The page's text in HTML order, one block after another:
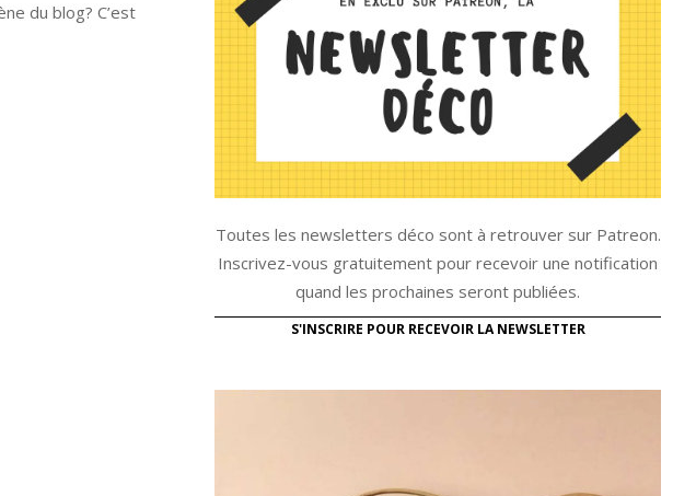
du blog? C’est
Toutes les newsletters déco sont à retrouver sur Patreon.
Inscrivez-vous gratuitement pour recevoir une notification
quand les prochaines seront publiées.
S'INSCRIRE POUR RECEVOIR LA NEWSLETTER